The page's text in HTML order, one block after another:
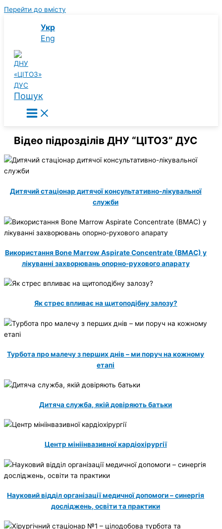
Перейти до вмісту
Укр
Eng
Пошук
Відео підрозділів ДНУ “ЦІТОЗ” ДУС
Дитячий стаціонар дитячої консультативно-лікувальної
служби
Використання Bone Marrow Aspirate Concentrate (BMAC) у
лікуванні захворювань опорно-рухового апарату
Як стрес впливає на щитоподібну залозу?
Турбота про малечу з перших днів – ми поруч на кожному
етапі
Дитяча служба, якій довіряють батьки
Центр мініінвазивної кардіохірургії
Науковий відділ організації медичної допомоги – синергія
досліджень, освіти та практики